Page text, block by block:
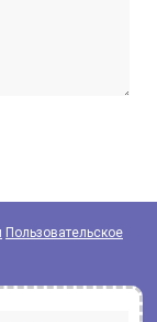
Пользовательское